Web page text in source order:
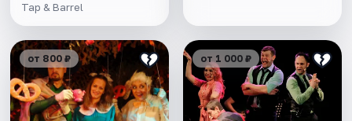
Tap & Barrel
от 800 ₽ от 1 000 ₽